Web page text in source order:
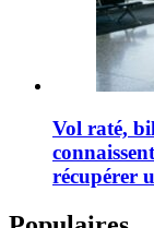
Vol raté,
récupérer